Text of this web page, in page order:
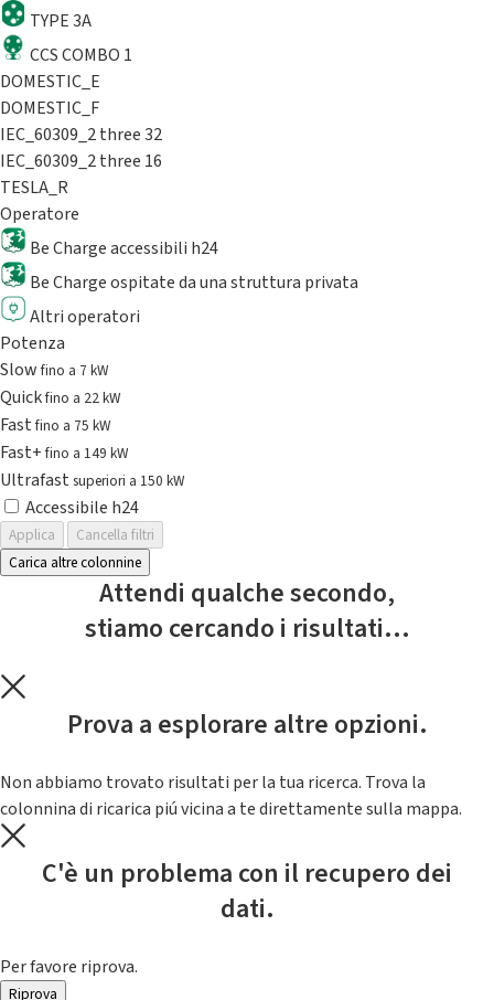
TYPE 3A
CCS COMBO 1
DOMESTIC_E
DOMESTIC_F
IEC_60309_2 three 32
IEC_60309_2 three 16
TESLA_R
Operatore
Be Charge accessibili h24
Be Charge ospitate da una struttura privata
Altri operatori
Potenza
Slowfino a 7 kW
Quickfino a 22 kW
Fastfino a 75 kW
Fast+fino a 149 kW
Ultrafast superiori a 150 kW
Accessibile h24
Applica
Cancella filtri
Carica altre colonnine
Attendi qualche secondo,
stiamo cercando i risultati...
Prova a esplorare altre opzioni.
Non abbiamo trovato risultati per la tua ricerca. Trova la
colonnina di ricarica piú vicina a te direttamente sulla mappa.
C'è un problema con il recupero dei
dati.
Per favore riprova.
Riprova